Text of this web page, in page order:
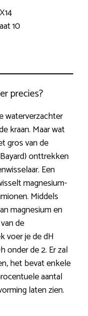
10
precies?
waterverzachter
kraan. Maar wat
gros van de
onttrekken
Een
magnesium-
Middels
magnesium en
de
voer je de dH
onder de 2. Er zal
het bevat enkele
aantal
laten zien.